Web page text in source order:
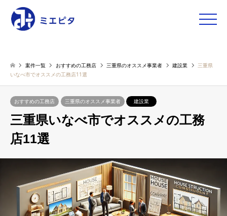
toggle
案件一覧 おすすめの工務店 三重県のオススメ事業者 建設業
三重県
いなべ市でオススメの工務店11選
おすすめの工務店 三重県のオススメ事業者 建設業
三重県いなべ市でオススメの工務
店11選